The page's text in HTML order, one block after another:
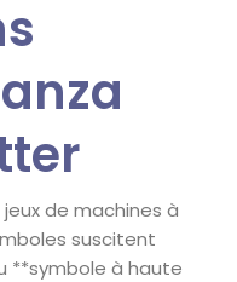
de machines à
suscitent
**symbole à haute